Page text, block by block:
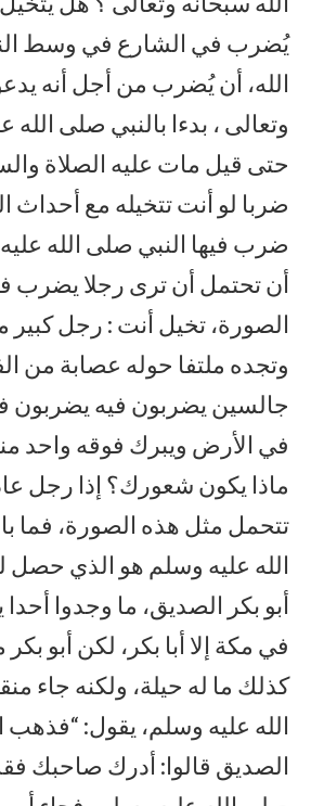
يُضرب في الشارع في وسط
الله، أن يُضرب من أجل أنه
وتعالى ، بدءا بالنبي صلى
حتى قيل مات عليه الصلاة
ضربا لو أنت تتخيله مع أحداث
ضرب فيها النبي صلى الله
أن تحتمل أن ترى رجلا يضرب
الصورة، تخيل أنت : رجل
وتجده ملتفا حوله عصابة من
جالسين يضربون فيه
في الأرض ويبرك فوقه واحد
ماذا يكون شعورك؟ إذا رجل
تتحمل مثل هذه الصورة، فما
الله عليه وسلم هو الذي حصل
أبو بكر الصديق، ما وجدوا
في مكة إلا أبا بكر، لكن أبو
كذلك ما له حيلة، ولكنه جاء
الله عليه وسلم، يقول: “فذهب
الصديق قالوا: أدرك صاحبك